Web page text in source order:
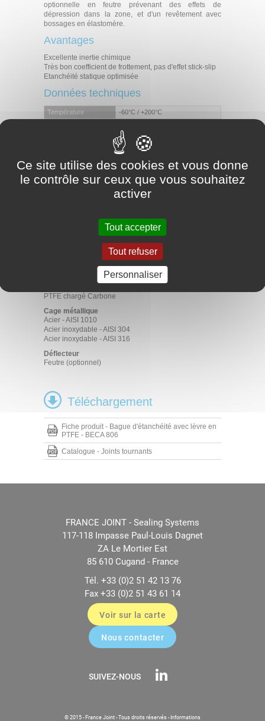
optionnelle en feutre prévenant des effets de
dépression dans la zone, et d'un revêtement avec
bossages en élastomère.
Avantages
Excellente inertie chimique
Très bon coefficient de frottement, pas d'effet stick-slip
Etanchéité statique optimisée
Données techniques
Température
-60°C / +200°C
50 m/s
Moteurs
Vilebrequins
ACM 70 - 75 Shore A
FKM 70 - 75 Shore A
HNBR 70 - 75 Shore A
Lèvre d'étanchéité
PTFE chargé Carbone
Cage métallique
Acier - AISI 1010
Acier inoxydable - AISI 304
Acier inoxydable - AISI 316
Déflecteur
Feutre (optionnel)
Téléchargement
Fiche produit - Bague d'étanchéité avec lèvre en
PTFE - BECA 806
Catalogue - Joints tournants
FRANCE JOINT - Sealing Systems
117-118 Impasse Paul-Louis Dagnet
ZA Le Mortier Est
85 610 Cugand - France
Tél. +33 (0)2 51 42 13 76
Fax +33 (0)2 51 43 61 14
Voir sur la carte
Nous contacter
SUIVEZ-NOUS
© 2015 - France Joint - Tous droits réservés - Informations
Ce site utilise des cookies et vous donne
le contrôle sur ceux que vous souhaitez
activer
Tout accepter
Tout refuser
Personnaliser